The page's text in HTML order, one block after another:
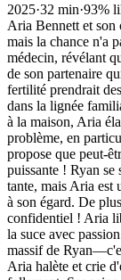
2025·32 min·93%
Aria Bennett et
mais la chance n'a
médecin, révélant
de son partenaire
fertilité prendrait
dans la lignée
à la maison, Aria
problème, en
propose que peut-
puissante ! Ryan se
tante, mais Aria est
à son égard. De
confidentiel ! Aria
la suce avec
massif de
Aria halète et crie